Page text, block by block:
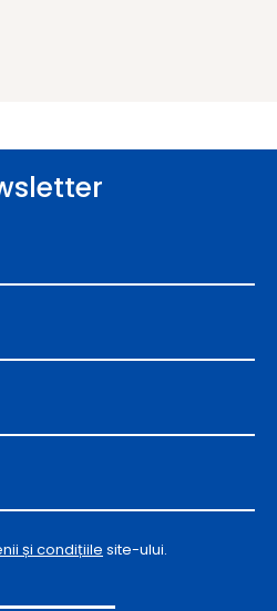
și condițiile site-ului.